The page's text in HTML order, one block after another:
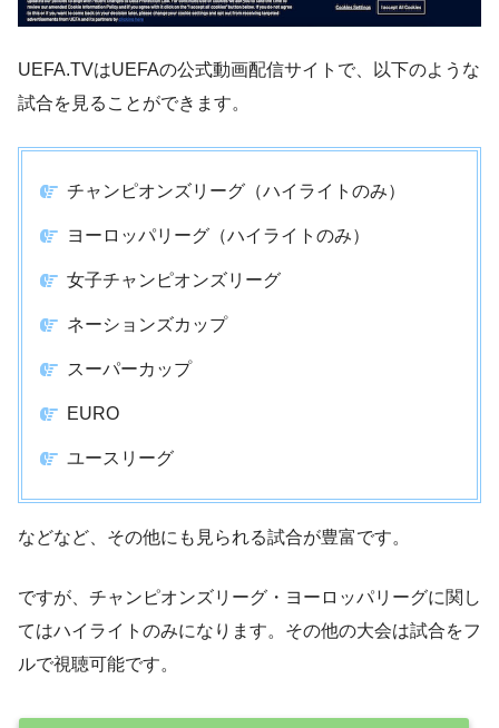
UEFA.TVはUEFAの公式動画配信サイトで、以下のような
試合を見ることができます。
チャンピオンズリーグ（ハイライトのみ）
ヨーロッパリーグ（ハイライトのみ）
女子チャンピオンズリーグ
ネーションズカップ
スーパーカップ
EURO
ユースリーグ
などなど、その他にも見られる試合が豊富です。
ですが、チャンピオンズリーグ・ヨーロッパリーグに関し
てはハイライトのみになります。その他の大会は試合をフ
ルで視聴可能です。